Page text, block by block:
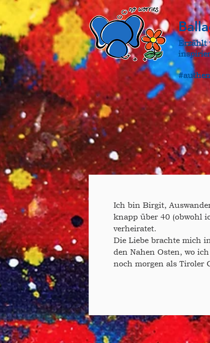
Erzählt
Ich bin Birgit,
knapp über 40 (obwohl
verheiratet.
Die Liebe brachte mich
den Nahen Osten, wo
noch morgen als Tiroler